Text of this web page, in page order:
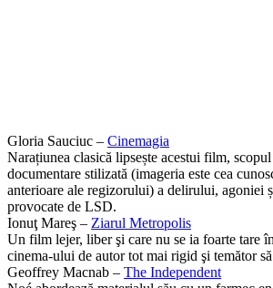
Gloria Sauciuc – Cinemagia
Narațiunea clasică lipsește acestui film,
documentare stilizată (imageria este cea
anterioare ale regizorului) a delirului, agoniei
provocate de LSD.
Ionuţ Mareş – Ziarul Metropolis
Un film lejer, liber şi care nu se ia foarte tare
cinema-ului de autor tot mai rigid şi temător
Geoffrey Macnab – The Independent